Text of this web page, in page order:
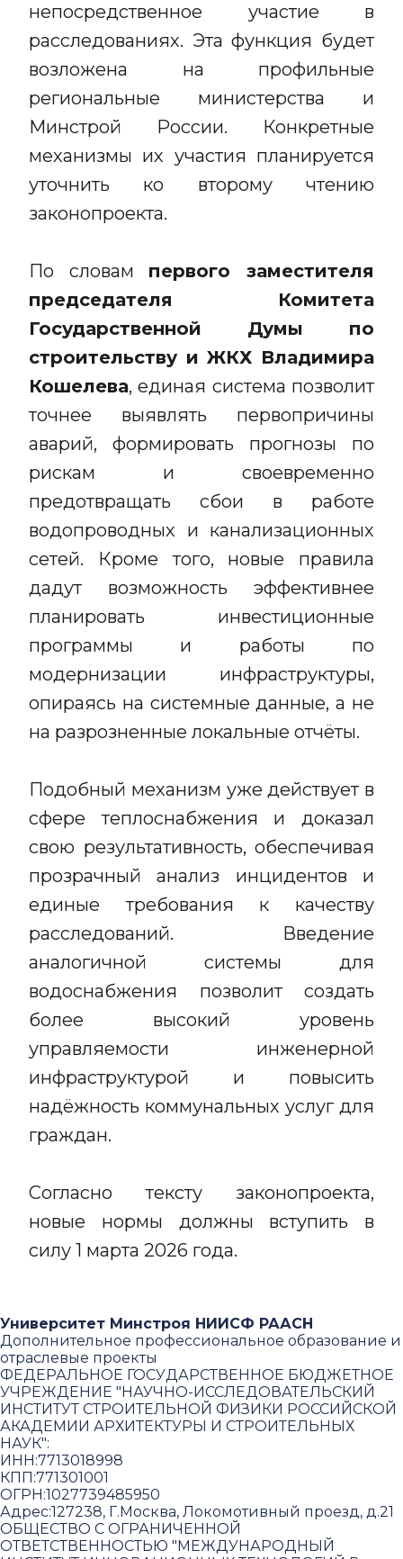
непосредственное участие в
расследованиях. Эта функция будет
возложена на профильные
региональные министерства и
Минстрой России. Конкретные
механизмы их участия планируется
уточнить ко второму чтению
законопроекта.
По словам первого заместителя
председателя Комитета
Государственной Думы по
строительству и ЖКХ Владимира
Кошелева, единая система позволит
точнее выявлять первопричины
аварий, формировать прогнозы по
рискам и своевременно
предотвращать сбои в работе
водопроводных и канализационных
сетей. Кроме того, новые правила
дадут возможность эффективнее
планировать инвестиционные
программы и работы по
модернизации инфраструктуры,
опираясь на системные данные, а не
на разрозненные локальные отчёты.
Подобный механизм уже действует в
сфере теплоснабжения и доказал
свою результативность, обеспечивая
прозрачный анализ инцидентов и
единые требования к качеству
расследований. Введение
аналогичной системы для
водоснабжения позволит создать
более высокий уровень
управляемости инженерной
инфраструктурой и повысить
надёжность коммунальных услуг для
граждан.
Согласно тексту законопроекта,
новые нормы должны вступить в
силу 1 марта 2026 года.
Университет Минстроя НИИСФ РААСН
Дополнительное профессиональное образование и
отраслевые проекты
ФЕДЕРАЛЬНОЕ ГОСУДАРСТВЕННОЕ БЮДЖЕТНОЕ
УЧРЕЖДЕНИЕ "НАУЧНО-ИССЛЕДОВАТЕЛЬСКИЙ
ИНСТИТУТ СТРОИТЕЛЬНОЙ ФИЗИКИ РОССИЙСКОЙ
АКАДЕМИИ АРХИТЕКТУРЫ И СТРОИТЕЛЬНЫХ
НАУК":
ИНН:7713018998
КПП:771301001
ОГРН:1027739485950
Адрес:127238, Г.Москва, Локомотивный проезд, д.21
ОБЩЕСТВО С ОГРАНИЧЕННОЙ
ОТВЕТСТВЕННОСТЬЮ "МЕЖДУНАРОДНЫЙ